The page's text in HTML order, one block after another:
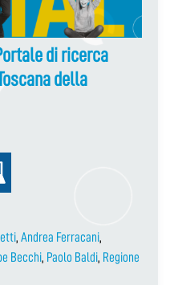
di ricerca
della
, Andrea Ferracani,
Becchi, Paolo Baldi, Regione